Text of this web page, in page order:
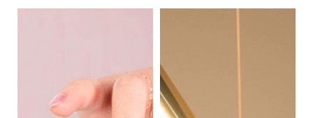
Отправить